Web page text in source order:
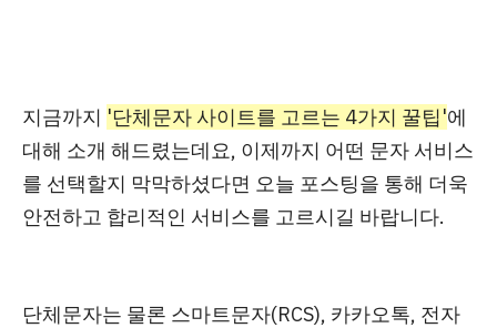
지금까지 '단체문자 사이트를 고르는 4가지 꿀팁'에
대해 소개 해드렸는데요, 이제까지 어떤 문자 서비스
를 선택할지 막막하셨다면 오늘 포스팅을 통해 더욱
안전하고 합리적인 서비스를 고르시길 바랍니다.
단체문자는 물론 스마트문자(RCS), 카카오톡, 전자